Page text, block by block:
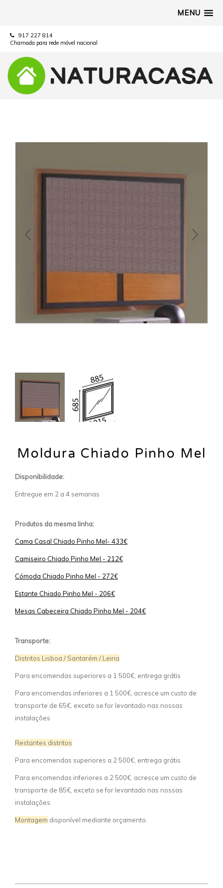
MENU
917 227 814
Chamada para rede móvel nacional
Moldura Chiado Pinho Mel
Disponibilidade:
Entregue em 2 a 4 semanas
Produtos da mesma linha:
Cama Casal Chiado Pinho Mel- 433€
Camiseiro Chiado Pinho Mel - 212€
Cómoda Chiado Pinho Mel - 272€
Estante Chiado Pinho Mel - 206€
Mesas Cabeceira Chiado Pinho Mel - 204€
Transporte:
Distritos Lisboa / Santarém / Leiria
Para encomendas superiores a 1 500€, entrega grátis
Para encomendas inferiores a 1 500€, acresce um custo de
transporte de 65€, exceto se for levantado nas nossas
instalações
Restantes distritos
Para encomendas superiores a 2 500€, entrega grátis
Para encomendas inferiores a 2 500€, acresce um custo de
transporte de 85€, exceto se for levantado nas nossas
instalações
Montagem disponível mediante orçamento.